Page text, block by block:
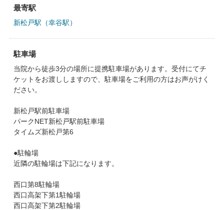
最寄駅
新松戸駅（幸谷駅）
駐車場
当院から徒歩3分の場所に提携駐車場があります。受付にてチ
ケットをお渡ししますので、駐車場をご利用の方はお声がけく
ださい。
新松戸駅前駐車場
パークNET新松戸駅前駐車場
タイムズ新松戸第6
●駐輪場
近隣の駐輪場は下記になります。
西口第8駐輪場
西口高架下第1駐輪場
西口高架下第2駐輪場